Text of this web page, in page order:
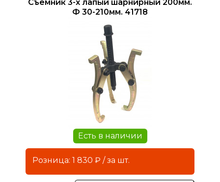
Съемник 3-х лапый шарнирный 200мм.
Ф 30-210мм. 41718
Есть в наличии
Розница: 1 830 ₽ / за шт.